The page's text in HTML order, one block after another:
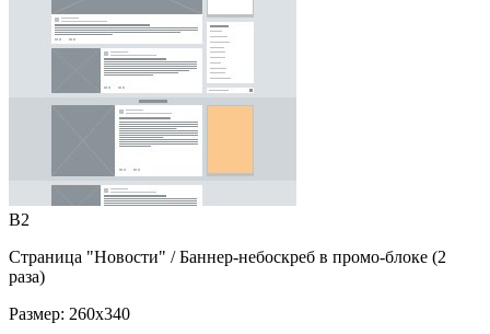
B2
Страница "Новости" / Баннер-небоскреб в промо-блоке (2
раза)
Размер: 260x340